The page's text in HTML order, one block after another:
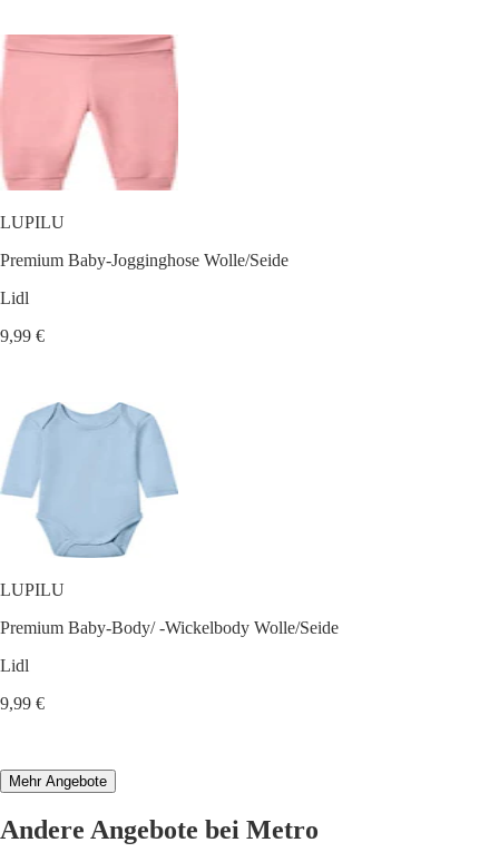
LUPILU
Premium Baby-Jogginghose Wolle/Seide
Lidl
9,99 €
LUPILU
Premium Baby-Body/ -Wickelbody Wolle/Seide
Lidl
9,99 €
Mehr Angebote
Andere Angebote bei Metro